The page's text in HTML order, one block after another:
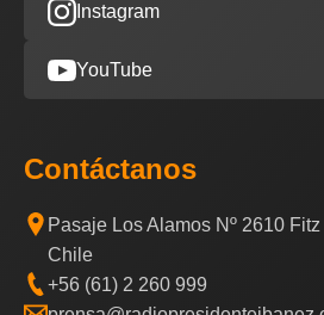
Instagram
YouTube
Contáctanos
Pasaje Los Alamos Nº 2610
Chile
+56 (61) 2 260 999